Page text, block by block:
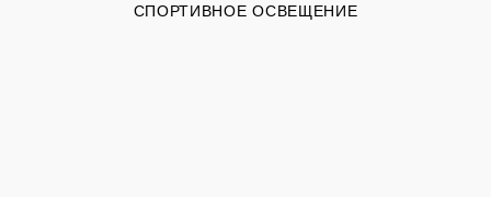
СПОРТИВНОЕ ОСВЕЩЕНИЕ